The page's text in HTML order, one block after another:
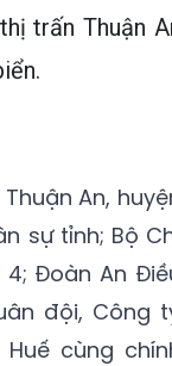
trấn Thuận
An,
sự tỉnh; Bộ
4; Đoàn An
đội, Công
cùng